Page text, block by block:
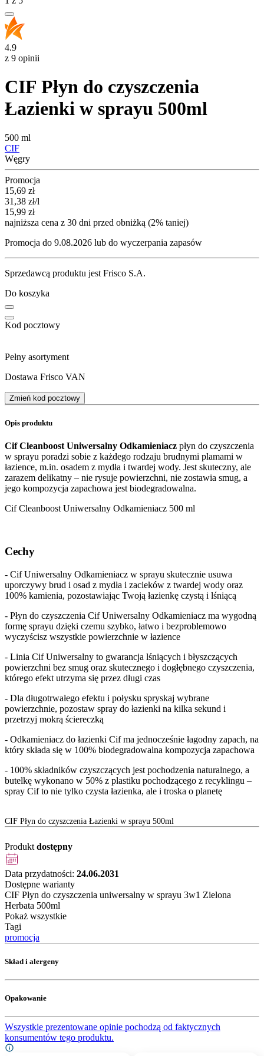
4.9
z 9 opinii
CIF Płyn do czyszczenia
Łazienki w sprayu 500ml
500 ml
CIF
Węgry
Promocja
Cena promocyjna
15,69 zł
31,38 zł/l
15,99 zł
najniższa cena z 30 dni przed obniżką (2% taniej)
Promocja do 9.08.2026 lub do wyczerpania zapasów
Sprzedawcą produktu jest Frisco S.A.
Do koszyka
Kod pocztowy
Pełny asortyment
Dostawa Frisco VAN
Zmień kod pocztowy
Opis produktu
Cif Cleanboost Uniwersalny Odkamieniacz płyn do czyszczenia
w sprayu poradzi sobie z każdego rodzaju brudnymi plamami w
łazience, m.in. osadem z mydła i twardej wody. Jest skuteczny, ale
zarazem delikatny – nie rysuje powierzchni, nie zostawia smug, a
jego kompozycja zapachowa jest biodegradowalna.
Cif Cleanboost Uniwersalny Odkamieniacz 500 ml
Cechy
- Cif Uniwersalny Odkamieniacz w sprayu skutecznie usuwa
uporczywy brud i osad z mydła i zacieków z twardej wody oraz
100% kamienia, pozostawiając Twoją łazienkę czystą i lśniącą
- Płyn do czyszczenia Cif Uniwersalny Odkamieniacz ma wygodną
formę sprayu dzięki czemu szybko, łatwo i bezproblemowo
wyczyścisz wszystkie powierzchnie w łazience
- Linia Cif Uniwersalny to gwarancja lśniących i błyszczących
powierzchni bez smug oraz skutecznego i dogłębnego czyszczenia,
którego efekt utrzyma się przez długi czas
- Dla długotrwałego efektu i połysku spryskaj wybrane
powierzchnie, pozostaw spray do łazienki na kilka sekund i
przetrzyj mokrą ściereczką
- Odkamieniacz do łazienki Cif ma jednocześnie łagodny zapach, na
który składa się w 100% biodegradowalna kompozycja zapachowa
- 100% składników czyszczących jest pochodzenia naturalnego, a
butelkę wykonano w 50% z plastiku pochodzącego z recyklingu –
spray Cif to nie tylko czysta łazienka, ale i troska o planetę
CIF Płyn do czyszczenia Łazienki w sprayu 500ml
Produkt dostępny
Data przydatności: 24.06.2031
Dostępne warianty
CIF Płyn do czyszczenia uniwersalny w sprayu 3w1 Zielona
Herbata 500ml
Pokaż wszystkie
Tagi
promocja
Skład i alergeny
Opakowanie
Wszystkie prezentowane opinie pochodzą od faktycznych
konsumentów tego produktu.